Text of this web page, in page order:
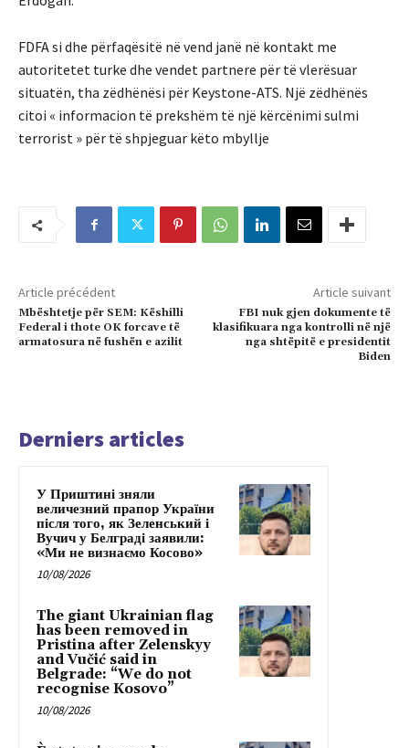
FDFA si dhe përfaqësitë në vend janë në kontakt me
autoritetet turke dhe vendet partnere për të vlerësuar
situatën, tha zëdhënësi për Keystone-ATS. Një zëdhënës
citoi « informacion të prekshëm të një kërcënimi sulmi
terrorist » për të shpjeguar këto mbyllje
Article précédent
Mbështetje për SEM: Këshilli
Federal i thote OK forcave të
armatosura në fushën e azilit
Article suivant
FBI nuk gjen dokumente të
klasifikuara nga kontrolli në një
nga shtëpitë e presidentit
Biden
Derniers articles
У Приштині зняли
величезний прапор України
після того, як Зеленський і
Вучич у Белграді заявили:
«Ми не визнаємо Косово»
10/08/2026
The giant Ukrainian flag
has been removed in
Pristina after Zelenskyy
and Vučić said in
Belgrade: “We do not
recognise Kosovo”
10/08/2026